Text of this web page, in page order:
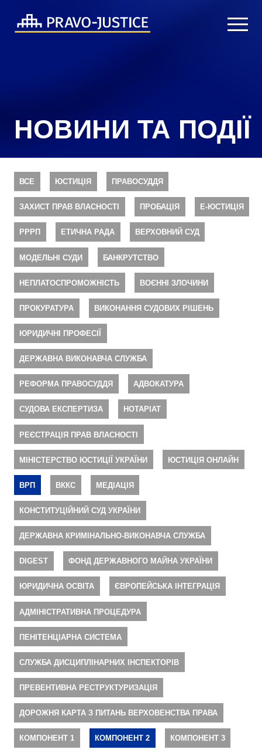
НОВИНИ ТА ПОДІЇ
ВСЕ ЮСТИЦІЯ ПРАВОСУДДЯ
ЗАХИСТ ПРАВ ВЛАСНОСТІ ПРОБАЦІЯ Е-ЮСТИЦІЯ
РРРП ЕТИЧНА РАДА ВЕРХОВНИЙ СУД
МОДЕЛЬНІ СУДИ БАНКРУТСТВО
НЕПЛАТОСПРОМОЖНІСТЬ ВОЄННІ ЗЛОЧИНИ
ПРОКУРАТУРА ВИКОНАННЯ СУДОВИХ РІШЕНЬ
ЮРИДИЧНІ ПРОФЕСІЇ
ДЕРЖАВНА ВИКОНАВЧА СЛУЖБА
РЕФОРМА ПРАВОСУДДЯ АДВОКАТУРА
СУДОВА ЕКСПЕРТИЗА НОТАРІАТ
РЕЄСТРАЦІЯ ПРАВ ВЛАСНОСТІ
МІНІСТЕРСТВО ЮСТИЦІЇ УКРАЇНИ ЮСТИЦІЯ ОНЛАЙН
ВРП ВККС МЕДІАЦІЯ
КОНСТИТУЦІЙНИЙ СУД УКРАЇНИ
ДЕРЖАВНА КРИМІНАЛЬНО-ВИКОНАВЧА СЛУЖБА
DIGEST ФОНД ДЕРЖАВНОГО МАЙНА УКРАЇНИ
ЮРИДИЧНА ОСВІТА ЄВРОПЕЙСЬКА ІНТЕГРАЦІЯ
АДМІНІСТРАТИВНА ПРОЦЕДУРА
ПЕНІТЕНЦІАРНА СИСТЕМА
СЛУЖБА ДИСЦИПЛІНАРНИХ ІНСПЕКТОРІВ
ПРЕВЕНТИВНА РЕСТРУКТУРИЗАЦІЯ
ДОРОЖНЯ КАРТА З ПИТАНЬ ВЕРХОВЕНСТВА ПРАВА
КОМПОНЕНТ 1 КОМПОНЕНТ 2 КОМПОНЕНТ 3